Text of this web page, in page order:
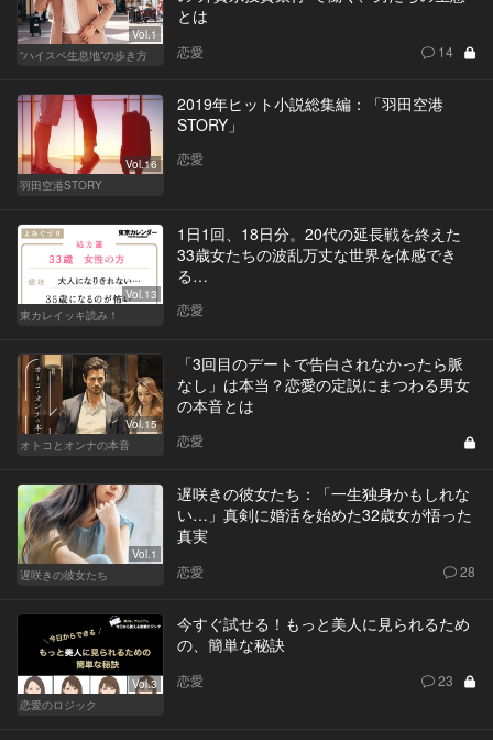
Vol.1
“ハイスペ生息地”の歩き方
とは
恋愛 14
Vol.16
羽田空港STORY
2019年ヒット小説総集編：「羽田空港
STORY」
恋愛
Vol.13
東カレイッキ読み！
1日1回、18日分。20代の延長戦を終えた
33歳女たちの波乱万丈な世界を体感でき
る…
恋愛
Vol.15
オトコとオンナの本音
「3回目のデートで告白されなかったら脈
なし」は本当？恋愛の定説にまつわる男女
の本音とは
恋愛
Vol.1
遅咲きの彼女たち
遅咲きの彼女たち：「一生独身かもしれな
い…」真剣に婚活を始めた32歳女が悟った
真実
恋愛 28
Vol.3
恋愛のロジック
今すぐ試せる！もっと美人に見られるため
の、簡単な秘訣
恋愛 23